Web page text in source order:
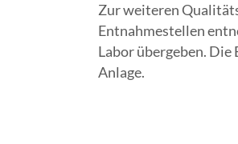
Zur weiteren
Entnahmestellen
Labor übergeben.
Anlage.